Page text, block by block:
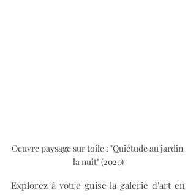
Oeuvre paysage sur toile : "Quiétude au jardin
la nuit" (2020)
Explorez à votre guise la galerie d'art en